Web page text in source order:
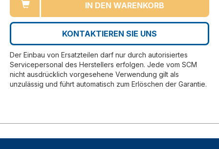
IN DEN WARENKORB
KONTAKTIEREN SIE UNS
Der Einbau von Ersatzteilen darf nur durch autorisiertes
Servicepersonal des Herstellers erfolgen. Jede vom SCM
nicht ausdrücklich vorgesehene Verwendung gilt als
unzulässig und führt automatisch zum Erlöschen der Garantie.